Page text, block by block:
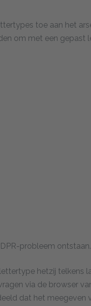
toe aan het
om met een
probleem
hetzij telkens
via de browser
dat het meegeven